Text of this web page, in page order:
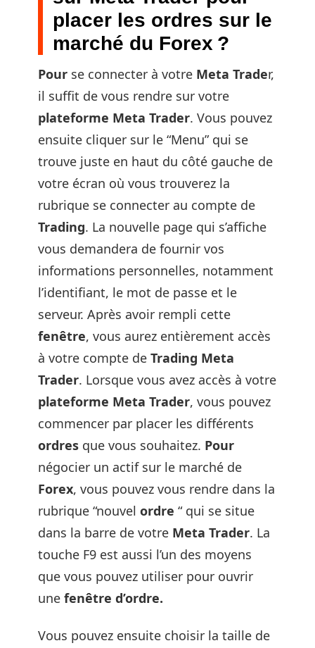
placer les ordres sur le
marché du Forex ?
Pour se connecter à votre Meta Trader,
il suffit de vous rendre sur votre
plateforme Meta Trader. Vous pouvez
ensuite cliquer sur le “Menu” qui se
trouve juste en haut du côté gauche de
votre écran où vous trouverez la
rubrique se connecter au compte de
Trading. La nouvelle page qui s’affiche
vous demandera de fournir vos
informations personnelles, notamment
l’identifiant, le mot de passe et le
serveur. Après avoir rempli cette
fenêtre, vous aurez entièrement accès
à votre compte de Trading Meta
Trader. Lorsque vous avez accès à votre
plateforme Meta Trader, vous pouvez
commencer par placer les différents
ordres que vous souhaitez. Pour
négocier un actif sur le marché de
Forex, vous pouvez vous rendre dans la
rubrique “nouvel ordre “ qui se situe
dans la barre de votre Meta Trader. La
touche F9 est aussi l’un des moyens
que vous pouvez utiliser pour ouvrir
une fenêtre d’ordre.
Vous pouvez ensuite choisir la taille de